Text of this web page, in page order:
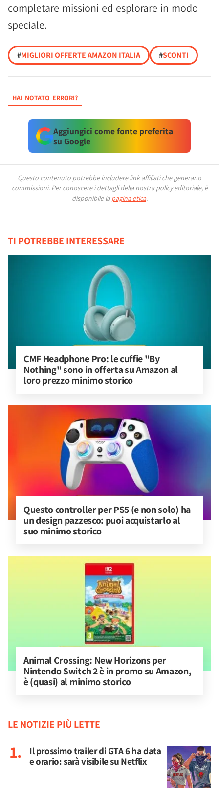
completare missioni ed esplorare in modo
speciale.
#MIGLIORI OFFERTE AMAZON ITALIA #SCONTI
HAI NOTATO ERRORI?
Aggiungici come fonte preferita
su Google
Questo contenuto potrebbe includere link affiliati che generano
commissioni. Per conoscere i dettagli della nostra policy editoriale, è
disponibile la pagina etica.
TI POTREBBE INTERESSARE
CMF Headphone Pro: le cuffie "By
Nothing" sono in offerta su Amazon al
loro prezzo minimo storico
Questo controller per PS5 (e non solo) ha
un design pazzesco: puoi acquistarlo al
suo minimo storico
Animal Crossing: New Horizons per
Nintendo Switch 2 è in promo su Amazon,
è (quasi) al minimo storico
LE NOTIZIE PIÙ LETTE
Il prossimo trailer di GTA 6 ha data
e orario: sarà visibile su Netflix